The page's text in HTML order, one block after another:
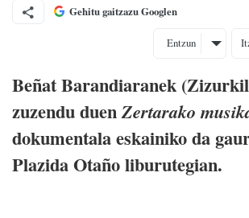
Gehitu gaitzazu Googlen
Entzun
Beñat Barandiaranek
zuzendu duenZertarako
dokumentala eskainiko da
Plazida Otaño liburutegian.